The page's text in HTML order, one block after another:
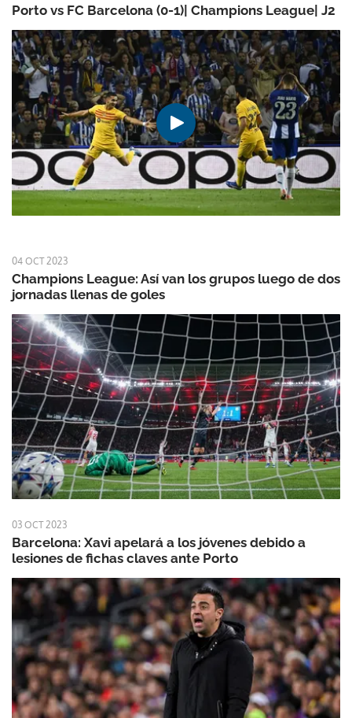
Porto vs FC Barcelona (0-1)| Champions League| J2
04 OCT 2023
Champions League: Así van los grupos luego de dos
jornadas llenas de goles
03 OCT 2023
Barcelona: Xavi apelará a los jóvenes debido a
lesiones de fichas claves ante Porto